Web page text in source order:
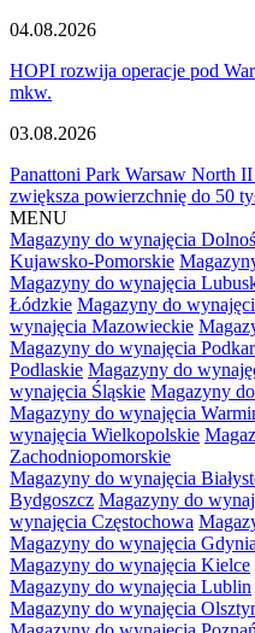
04.08.2026
HOPI rozwija operacje pod
mkw.
03.08.2026
Panattoni Park Warsaw North
zwiększa powierzchnię do 50
MENU
Magazyny do wynajęcia
Kujawsko-Pomorskie
Magazyny do wynajęcia
Łódzkie Magazyny do
wynajęcia Mazowieckie
Magazyny do wynajęcia
Podlaskie Magazyny do
wynajęcia Śląskie Magazyny
Magazyny do wynajęcia
wynajęcia Wielkopolskie
Zachodniopomorskie
Magazyny do wynajęcia
Bydgoszcz Magazyny do
wynajęcia Częstochowa
Magazyny do wynajęcia Gdynia
Magazyny do wynajęcia Kielce
Magazyny do wynajęcia Lublin
Magazyny do wynajęcia